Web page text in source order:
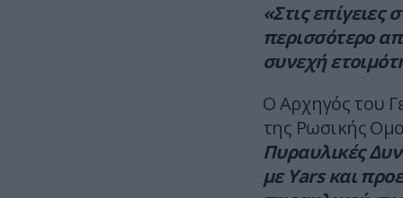
«Στις επίγειες
περισσότερο
συνεχή
Ο Αρχηγός του
της Ρωσικής
Πυραυλικές
με Yars και